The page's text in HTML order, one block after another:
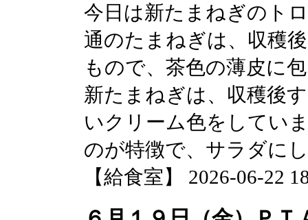
今日は新たまねぎのト
通のたまねぎは、収穫
もので、茶色の薄皮に
新たまねぎは、収穫後
いクリーム色をしてい
のが特徴で、サラダに
【給食室】 2026-06-22